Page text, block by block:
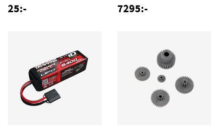
25:- 7295:-